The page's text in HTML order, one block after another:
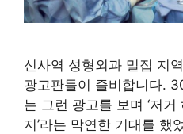
신사역 성형외과 밀집 지
광고판들이 즐비합니다.
는 그런 광고를 보며 ‘저
지’라는 막연한 기대를 했